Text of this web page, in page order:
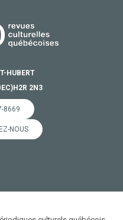
HUBERT
H2R 2N3
8669
NOUS